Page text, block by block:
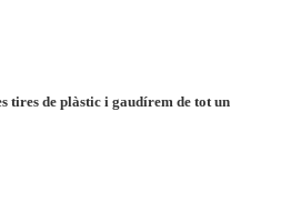
tires de plàstic i gaudírem de tot un